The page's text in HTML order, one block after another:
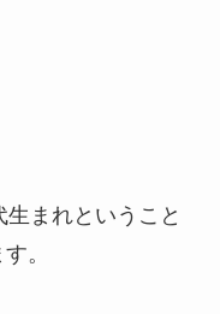
まれということ
。